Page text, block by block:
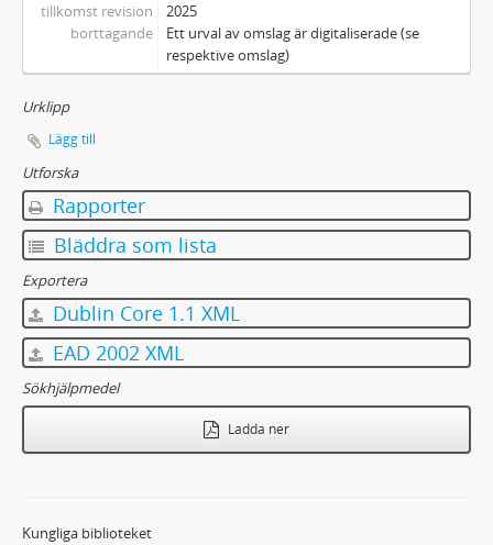
tillkomst revision
borttagande
2025
Ett urval av omslag är digitaliserade (se
respektive omslag)
Urklipp
Lägg till
Utforska
Rapporter
Bläddra som lista
Exportera
Dublin Core 1.1 XML
EAD 2002 XML
Sökhjälpmedel
Ladda ner
Kungliga biblioteket